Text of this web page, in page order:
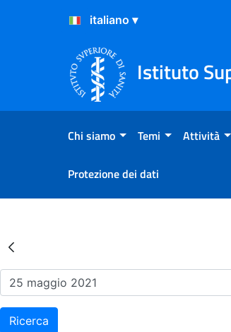
Salta al Contenuto
Salta al Footer
Istituto
Chi siamo Temi Attività
Protezione dei dati
Risultati della
Ricerca